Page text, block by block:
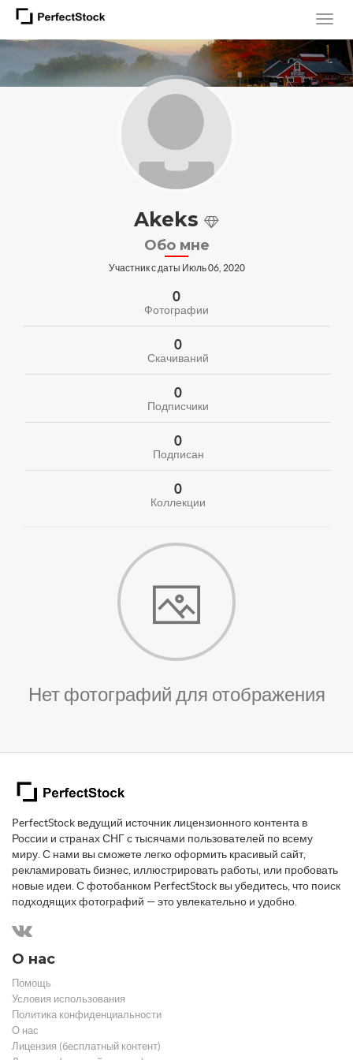
Akeks
Обо мне
Участник с даты Июль 06, 2020
0
Фотографии
0
Скачиваний
0
Подписчики
0
Подписан
0
Коллекции
Нет фотографий для отображения
PerfectStock ведущий источник лицензионного контента в
России и странах СНГ с тысячами пользователей по всему
миру. С нами вы сможете легко оформить красивый сайт,
рекламировать бизнес, иллюстрировать работы, или пробовать
новые идеи. С фотобанком PerfectStock вы убедитесь, что поиск
подходящих фотографий — это увлекательно и удобно.
О нас
Помощь
Условия использования
Политика конфиденциальности
О нас
Лицензия (бесплатный контент)